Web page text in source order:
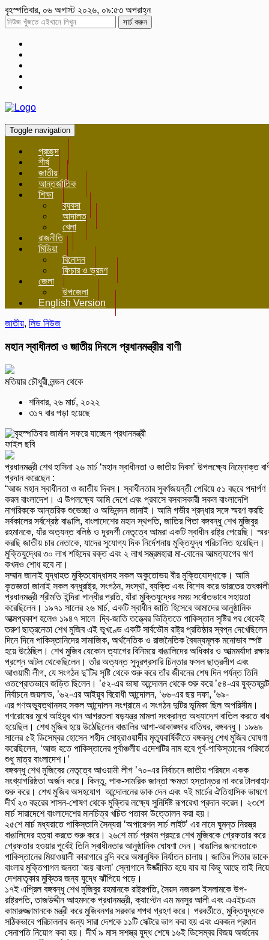
বৃহস্পতিবার, ০৬ অগাস্ট ২০২৬, ০৯:৫৩ অপরাহ্ন
সার্চ করুন
Toggle navigation
প্রচ্ছদ
শীর্ষ
জাতীয়
আন্তর্জাতিক
শিক্ষা
ব্যবসা
আদালত
খেলা
রাজনীতি
মিডিয়া
বিনোদন
ফিচার ও ভ্রমণ
জেলা
উপজেলা
English Version
জাতীয়, লিড নিউজ
মহান স্বাধীনতা ও জাতীয় দিবসে প্রধানমন্ত্রীর বাণী
মতিয়ার চৌধুরী,লন্ডন থেকে
শনিবার, ২৬ মার্চ, ২০২২
৩১৭ বার পড়া হয়েছে
ফাইল ছবি
প্রধানমন্ত্রী শেখ হাসিনা ২৬ মার্চ ‘মহান স্বাধীনতা ও জাতীয় দিবস’ উপলক্ষ্যে নিম্নোক্ত
প্রদান করেছেন :
“আজ মহান স্বাধীনতা ও জাতীয় দিবস। স্বাধীনতার সুবর্ণজয়ন্তী পেরিয়ে ৫১ বছরে পদার্পণ
করল বাংলাদেশ। এ উপলক্ষ্যে আমি দেশে এবং প্রবাসে বসবাসকারী সকল বাংলাদেশি
নাগরিককে আন্তরিক শুভেচ্ছা ও অভিনন্দন জানাই। আমি গভীর শ্রদ্ধার সঙ্গে স্মরণ করছি
সর্বকালের সর্বশ্রেষ্ঠ বাঙালি, বাংলাদেশের মহান স্থপতি, জাতির পিতা বঙ্গবন্ধু শেখ মুজিবুর
রহমানকে, যাঁর অত্যন্ত বলিষ্ঠ ও দূরদর্শী নেতৃত্বে আমরা একটি স্বাধীন রাষ্ট্র পেয়েছি।
করছি জাতীয় চার নেতাকে, যাদের সুযোগ্য দিক নির্দেশনায় মুক্তিযুদ্ধ পরিচালিত হয়েছিল।
মুক্তিযুদ্ধের ৩০ লাখ শহিদের রক্ত এবং ২ লাখ সম্ভ্রমহারা মা-বোনের আত্মত্যাগের ঋণ
কখনও শোধ হবে না।
সম্মান জানাই যুদ্ধাহত মুক্তিযোদ্ধাসহ সকল অকুতোভয় বীর মুক্তিযোদ্ধাকে। আমি
কৃতজ্ঞতা জানাই সকল বন্ধুরাষ্ট্র, সংগঠন, সংস্থা, ব্যক্তি এবং বিশেষ করে ভারতের
প্রধানমন্ত্রী শ্রীমতি ইন্দিরা গান্ধীর প্রতি, যাঁরা মুক্তিযুদ্ধের সময় সর্বোতভাবে সহায়তা
করেছিলেন। ১৯৭১ সালের ২৬ মার্চ, একটি স্বাধীন জাতি হিসেবে আমাদের আনুষ্ঠানিক
আত্মপ্রকাশ হলেও ১৯৪৭ সালে দ্বি-জাতি তত্ত্বের ভিত্তিতে পাকিস্তান সৃষ্টির পর থেকেই
তরুণ ছাত্রনেতা শেখ মুজিব এই ভূখণ্ডে একটি সার্বভৌম রাষ্ট্র প্রতিষ্ঠার স্বপ্ন
দিনে দিনে পাকিস্তানিদের সামাজিক, অর্থনৈতিক ও রাজনৈতিক বৈষম্যমূলক মনোভাব স্পষ্ট
হয়ে উঠেছিল। শেখ মুজিব যেকোন ত্যাগের বিনিময়ে বাঙালিদের অধিকার ও আত্মমর্যাদা রক্ষার
প্রশ্নে অটল থেকেছিলেন। তাঁর অত্যন্ত সুদূরপ্রসারি চিন্তার ফসল ছাত্রলীগ এবং
আওয়ামী লীগ, যে সংগঠন দু’টির সৃষ্টি থেকে শুরু করে তাঁর জীবনের শেষ দিন পর্যন্ত তিনি
ওতপ্রোতভাবে জড়িত ছিলেন। ’৫২-এর ভাষা আন্দোলন থেকে শুরু করে ’৫৪-এর যুক্তফ্রন্ট
নির্বাচনে জয়লাভ, ’৬২-এর আইয়ুব বিরোধী আন্দোলন, ‘৬৬-এর ছয় দফা, ’৬৯-
এর গণঅভ্যুত্থানসহ সকল আন্দোলন সংগ্রামে এ সংগঠন দুটির ভূমিকা ছিল অপরিসীম।
গণরোষের মুখে আইয়ুব খান আগরতলা ষড়যন্ত্র মামলা সংক্রান্ত অধ্যাদেশ বাতিল করতে
হয়েছিল। শেখ মুজিব হয়ে উঠেছিলেন বাঙালির আশা-আকাঙ্ক্ষার বাতিঘর, বঙ্গবন্ধু। ১৯৬৯
সালের ৫ই ডিসেম্বর হোসেন শহীদ সোহ্‌রাওয়ার্দীর মৃত্যুবার্ষিকীতে বঙ্গবন্ধু শেখ মুজিব ঘোষণা
করেছিলেন, ‘আজ হতে পাকিস্তানের পূর্বাঞ্চলীয় এদেশটির নাম হবে পূর্ব-পাকিস্তানের পরিবর্তে
শুধু মাত্র বাংলাদেশ।’
বঙ্গবন্ধু শেখ মুজিবের নেতৃত্বে আওয়ামী লীগ ’৭০-এর নির্বাচনে জাতীয় পরিষদে একক
সংখ্যাগরিষ্ঠতা অর্জন করে। কিন্তু, পাক-সামরিক জান্তা ক্ষমতা হস্তান্তর না করে
শুরু করে। শেখ মুজিব অসহযোগ আন্দোলনের ডাক দেন এবং ৭ই মার্চের ঐতিহাসিক ভাষণে
দীর্ঘ ২৩ বছরের শাসন-শোষণ থেকে মুক্তির লক্ষ্যে সুনির্দিষ্ট রূপরেখা প্রদান করেন। ২৩শে
মার্চ সারাদেশে বাংলাদেশের মানচিত্র খচিত পতাকা উত্তোলন করা হয়।
২৫শে মার্চ মধ্যরাতে পাকিস্তানি সৈন্যরা ‘অপারেশন সার্চ লাইট’ এর নামে ঘুমন্ত নিরস্ত্র
বাঙালিদের হত্যা করতে শুরু করে। ২৬শে মার্চ প্রথম প্রহরে শেখ মুজিবকে গ্রেফতার
গ্রেফতার হওয়ার পূর্বেই তিনি স্বাধীনতার আনুষ্ঠানিক ঘোষণা দেন। বাঙালির জননেতাকে
পাকিস্তানের মিয়াওয়ালী কারাগারে বন্দি করে অমানুষিক নির্যাতন চালায়। জাতির পিতার ডাকে
বাংলার মুক্তিপাগল জনতা ‘জয় বাংলা’ স্লোগানে উজ্জীবিত হয়ে যার যা কিছু আছে তাই নিয়ে
দেশমাতৃকার মুক্তির জন্য যুদ্ধে ঝাঁপিয়ে পড়ে।
১৭ই এপ্রিল বঙ্গবন্ধু শেখ মুজিবুর রহমানকে রাষ্ট্রপতি, সৈয়দ নজরুল ইসলামকে উপ-
রাষ্ট্রপতি, তাজউদ্দীন আহমদকে প্রধানমন্ত্রী, ক্যাপ্টেন এম মনসুর আলী এবং এএইচএম
কামারুজ্জামানকে মন্ত্রী করে মুজিবনগর সরকার শপথ গ্রহণ করে। পরবর্তীতে, মুক্তিযুদ্ধকে
সঠিকভাবে পরিচালনার জন্য সারা দেশকে ১১টি সেক্টরে ভাগ করা হয় এবং একজন প্রধান
সেনাপতি নিয়োগ করা হয়। দীর্ঘ ৯ মাস সশস্ত্র যুদ্ধ শেষে ১৬ই ডিসেম্বর বিজয় অর্জনের